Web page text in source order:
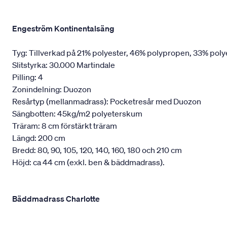
Engeström Kontinentalsäng
Tyg: Tillverkad på 21% polyester, 46% polypropen, 33%
Slitstyrka: 30.000 Martindale
Pilling: 4
Zonindelning: Duozon
Resårtyp (mellanmadrass): Pocketresår med Duozon
Sängbotten: 45kg/m2 polyeterskum
Träram: 8 cm förstärkt träram
Längd: 200 cm
Bredd: 80, 90, 105, 120, 140, 160, 180 och 210 cm
Höjd: ca 44 cm (exkl. ben & bäddmadrass).
Bäddmadrass Charlotte